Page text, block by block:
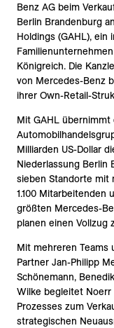
Benz AG beim
Berlin Brandenburg
Holdings (GAHL), ein
Königreich. Die
von Mercedes-Benz
ihrer Own-Retail-
Mit GAHL
Milliarden US-Dollar
Niederlassung Berlin
sieben Standorte mit
1.100
größten Mercedes-
planen einen Vollzug
Mit mehreren Teams
Partner Jan-Philipp
Schönemann,
Wilke begleitet
Prozesses zum
strategischen